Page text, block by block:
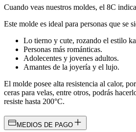
Cuando veas nuestros moldes, el 8C
Este molde es ideal para personas que se
Lo tierno y cute, rozando el estilo
Personas más románticas.
Adolecentes y jovenes adultos.
Amantes de la joyería y el lujo.
El molde posee alta resistencia al calor,
ceras para velas, entre otros, podrás
resiste hasta 200°C.
MEDIOS DE PAGO